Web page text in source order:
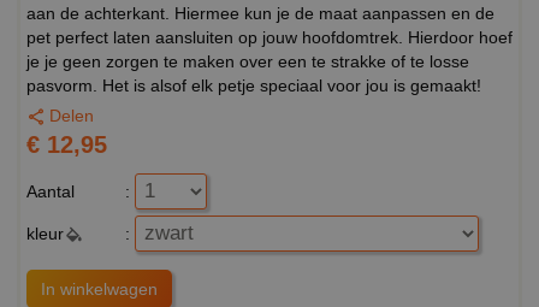
aan de achterkant. Hiermee kun je de maat aanpassen en de
pet perfect laten aansluiten op jouw hoofdomtrek. Hierdoor hoef
je je geen zorgen te maken over een te strakke of te losse
pasvorm. Het is alsof elk petje speciaal voor jou is gemaakt!
Delen
€ 12,95
Aantal :
kleur :